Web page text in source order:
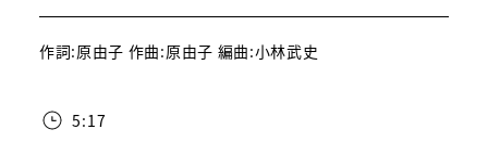
作詞:原由子 作曲:原由子 編曲:小林武史
5:17